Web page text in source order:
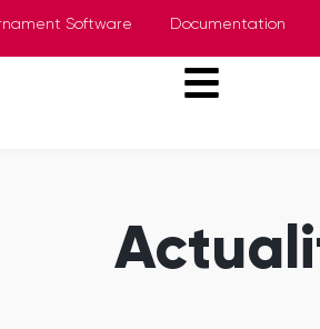
Software Documentation